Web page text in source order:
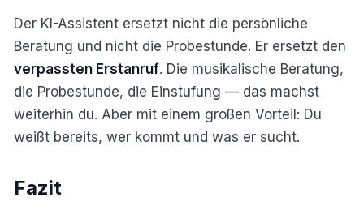
Der KI-Assistent ersetzt nicht die persönliche
Beratung und nicht die Probestunde. Er ersetzt den
verpassten Erstanruf. Die musikalische Beratung,
die Probestunde, die Einstufung — das machst
weiterhin du. Aber mit einem großen Vorteil: Du
weißt bereits, wer kommt und was er sucht.
Fazit